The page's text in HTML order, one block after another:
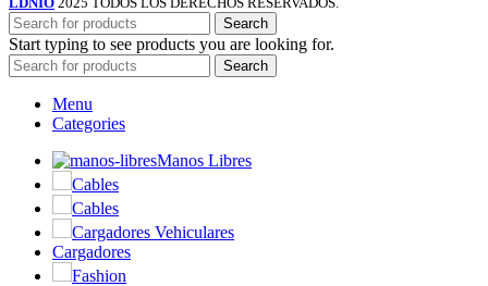
Search
Start typing to see products you are looking for.
Search
Menu
Categories
Manos Libres
Cables
Cables
Cargadores Vehiculares
Cargadores
Fashion